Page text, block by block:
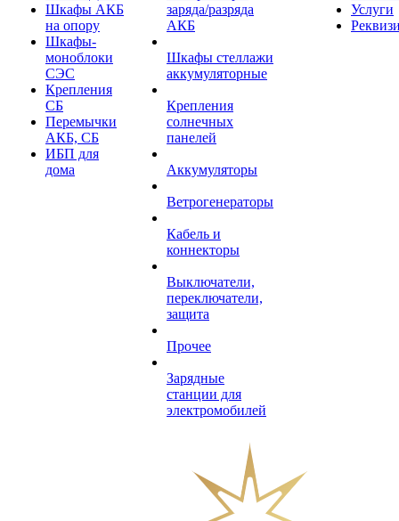
Шкафы АКБ
на опору
Шкафы-
моноблоки
СЭС
Крепления
СБ
Перемычки
АКБ, СБ
ИБП для
дома
заряда/разряда
АКБ
Шкафы стеллажи
аккумуляторные
Крепления
солнечных
панелей
Аккумуляторы
Ветрогенераторы
Кабель и
коннекторы
Выключатели,
переключатели,
защита
Прочее
Зарядные
станции для
электромобилей
Услуги